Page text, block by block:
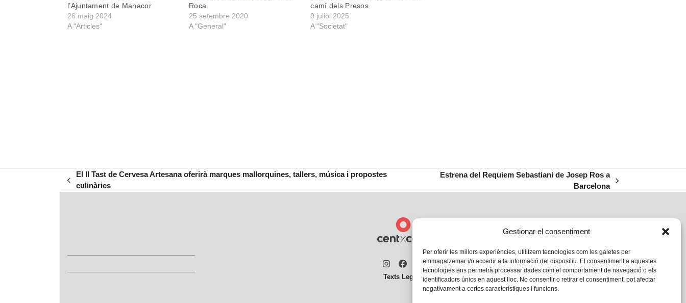
Gestionar el consentiment
Per oferir les millors experiències, utilitzem tecnologies com les galetes per
emmagatzemar i/o accedir a la informació del dispositiu. El consentiment a aquestes
tecnologies ens permetrà processar dades com el comportament de navegació o els
identificadors únics en aquest lloc. No consentir o retirar el consentiment, pot afectar
negativament a certes característiques i funcions.
l’Ajuntament de Manacor
26 maig 2024
A "Articles"
Roca
25 setembre 2020
A "General"
camí dels Presos
9 juliol 2025
A "Societat"
previous
El II Tast de Cervesa Artesana oferirà marques mallorquines, tallers, música i propostes
culinàries
Estrena del Requiem Sebastiani de Josep Ros a
Barcelona
Instagram
Facebook
Twitter
Texts Legals